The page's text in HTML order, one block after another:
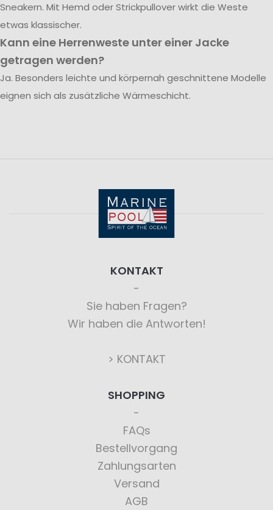
Sneakern. Mit Hemd oder Strickpullover wirkt die Weste
etwas klassischer.
Kann eine Herrenweste unter einer Jacke
getragen werden?
Ja. Besonders leichte und körpernah geschnittene Modelle
eignen sich als zusätzliche Wärmeschicht.
KONTAKT
Sie haben Fragen?
Wir haben die Antworten!
> KONTAKT
SHOPPING
FAQs
Bestellvorgang
Zahlungsarten
Versand
AGB